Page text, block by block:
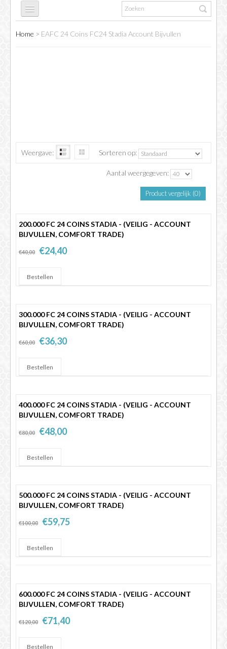
Home > EAFC 24 Coins FC24 Stadia Account Bijvullen
Weergave: Sorteren op:
Aantal weergegeven:
Product vergelijk (0)
200.000 FC 24 COINS STADIA - (VEILIG - ACCOUNT
BIJVULLEN, COMFORT TRADE)
€40,00 €24,40
300.000 FC 24 COINS STADIA - (VEILIG - ACCOUNT
BIJVULLEN, COMFORT TRADE)
€60,00 €36,30
400.000 FC 24 COINS STADIA - (VEILIG - ACCOUNT
BIJVULLEN, COMFORT TRADE)
€80,00 €48,00
500.000 FC 24 COINS STADIA - (VEILIG - ACCOUNT
BIJVULLEN, COMFORT TRADE)
€100,00 €59,75
600.000 FC 24 COINS STADIA - (VEILIG - ACCOUNT
BIJVULLEN, COMFORT TRADE)
€120,00 €71,40